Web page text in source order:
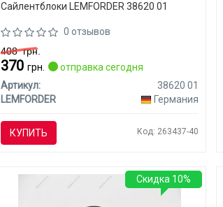
Сайлентблоки LEMFORDER 38620 01
0 отзывов
408грн.
370 грн.
отправка сегодня
Артикул:
38620 01
LEMFORDER
Германия
КУПИТЬ Код: 263437-40
Скидка 10%